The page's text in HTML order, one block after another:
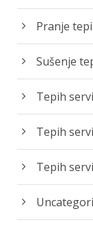
Pranje
Sušenje
Tepih
Tepih
Tepih